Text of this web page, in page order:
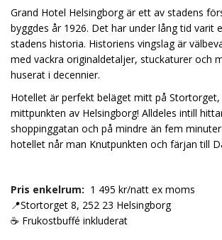
Grand Hotel Helsingborg är ett av stadens
byggdes år 1926. Det har under lång tid varit
stadens historia. Historiens vingslag är
med vackra originaldetaljer, stuckaturer och
huserat i decennier.
Hotellet är perfekt beläget mitt på Stortorget,
mittpunkten av Helsingborg! Alldeles intill
shoppinggatan och på mindre än fem
hotellet når man Knutpunkten och färjan till
Pris enkelrum: 1 495 kr/natt ex moms
📍Stortorget 8, 252 23 Helsingborg
☕ Frukostbuffé inkluderat